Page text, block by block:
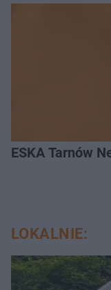
ESKA Tarnów
LOKALNIE: